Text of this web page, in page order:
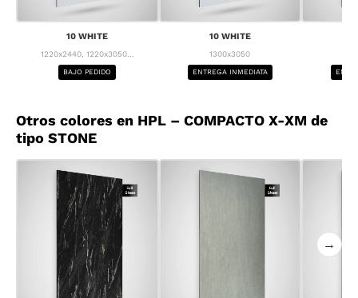
10 WHITE
1220x2440, 1220x3050...
BAJO PEDIDO
10 WHITE
1300x3050
ENTREGA INMEDIATA
Otros colores en HPL – COMPACTO X-XM de
tipo STONE
→